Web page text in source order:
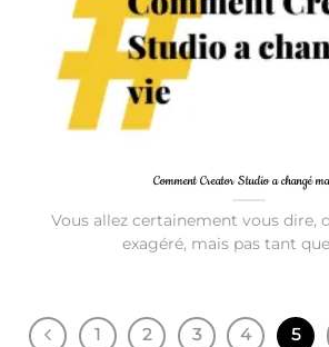
Comment Creator Studio a changé
Vous allez certainement vous dire,
exagéré, mais pas tant que
1 2 3 4 5